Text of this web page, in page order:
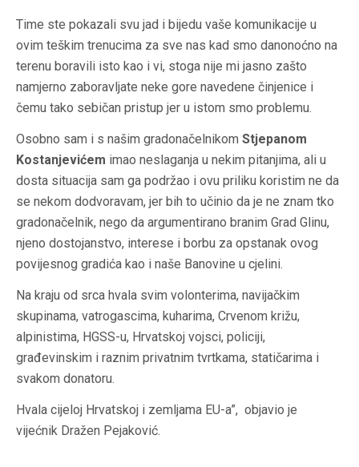
Time ste pokazali svu jad i bijedu vaše komunikacije u
ovim teškim trenucima za sve nas kad smo danonoćno na
terenu boravili isto kao i vi, stoga nije mi jasno zašto
namjerno zaboravljate neke gore navedene činjenice i
čemu tako sebičan pristup jer u istom smo problemu.
Osobno sam i s našim gradonačelnikom Stjepanom
Kostanjevićem imao neslaganja u nekim pitanjima, ali u
dosta situacija sam ga podržao i ovu priliku koristim ne da
se nekom dodvoravam, jer bih to učinio da je ne znam tko
gradonačelnik, nego da argumentirano branim Grad Glinu,
njeno dostojanstvo, interese i borbu za opstanak ovog
povijesnog gradića kao i naše Banovine u cjelini.
Na kraju od srca hvala svim volonterima, navijačkim
skupinama, vatrogascima, kuharima, Crvenom križu,
alpinistima, HGSS-u, Hrvatskoj vojsci, policiji,
građevinskim i raznim privatnim tvrtkama, statičarima i
svakom donatoru.
Hvala cijeloj Hrvatskoj i zemljama EU-a”, objavio je
vijećnik Dražen Pejaković.